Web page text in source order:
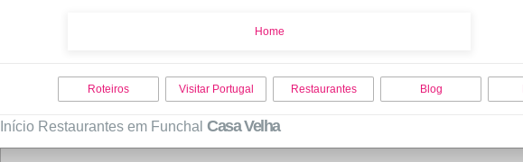
Home
Roteiros Visitar Portugal Restaurantes Blog
Início Restaurantes em Funchal Casa Velha